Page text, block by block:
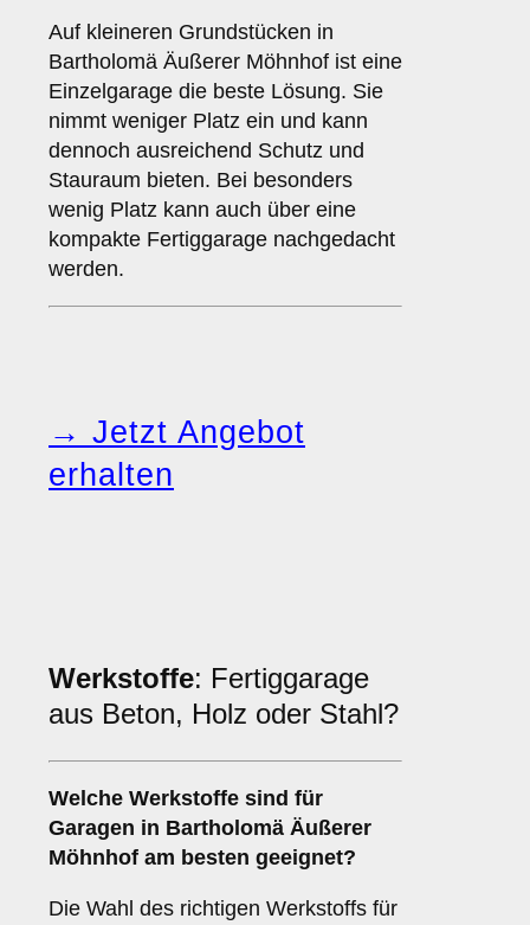
Auf kleineren Grundstücken in
Bartholomä Äußerer Möhnhof ist eine
Einzelgarage die beste Lösung. Sie
nimmt weniger Platz ein und kann
dennoch ausreichend Schutz und
Stauraum bieten. Bei besonders
wenig Platz kann auch über eine
kompakte Fertiggarage nachgedacht
werden.
→ Jetzt Angebot
erhalten
Werkstoffe: Fertiggarage
aus Beton, Holz oder Stahl?
Welche Werkstoffe sind für
Garagen in Bartholomä Äußerer
Möhnhof am besten geeignet?
Die Wahl des richtigen Werkstoffs für